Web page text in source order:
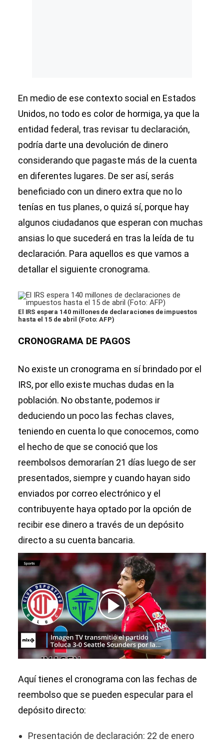
En medio de ese contexto social en Estados
Unidos, no todo es color de hormiga, ya que la
entidad federal, tras revisar tu declaración,
podría darte una devolución de dinero
considerando que pagaste más de la cuenta
en diferentes lugares. De ser así, serás
beneficiado con un dinero extra que no lo
tenías en tus planes, o quizá sí, porque hay
algunos ciudadanos que esperan con muchas
ansias lo que sucederá en tras la leída de tu
declaración. Para aquellos es que vamos a
detallar el siguiente cronograma.
El IRS espera 140 millones de declaraciones de impuestos
hasta el 15 de abril (Foto: AFP)
CRONOGRAMA DE PAGOS
No existe un cronograma en sí brindado por el
IRS, por ello existe muchas dudas en la
población. No obstante, podemos ir
deduciendo un poco las fechas claves,
teniendo en cuenta lo que conocemos, como
el hecho de que se conoció que los
reembolsos demorarían 21 días luego de ser
presentados, siempre y cuando hayan sido
enviados por correo electrónico y el
contribuyente haya optado por la opción de
recibir ese dinero a través de un depósito
directo a su cuenta bancaria.
00:00/01:00
Aquí tienes el cronograma con las fechas de
reembolso que se pueden especular para el
depósito directo:
Presentación de declaración: 22 de enero